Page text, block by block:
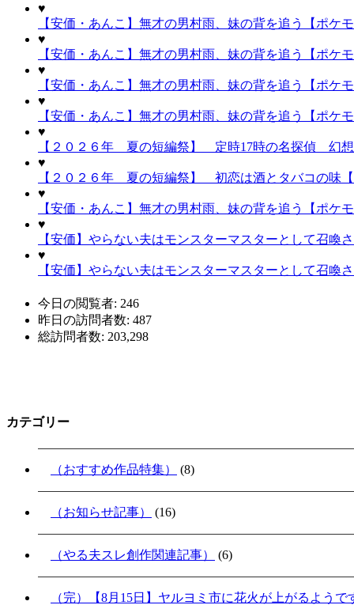
♥
【安価・あんこ】無才の男村雨、妹の背を追う【ポ
♥
【安価・あんこ】無才の男村雨、妹の背を追う【ポ
♥
【安価・あんこ】無才の男村雨、妹の背を追う【ポ
♥
【安価・あんこ】無才の男村雨、妹の背を追う【ポケ
♥
【２０２６年 夏の短編祭】 定時17時の名探偵 幻想
♥
【２０２６年 夏の短編祭】 初恋は酒とタバコの味
♥
【安価・あんこ】無才の男村雨、妹の背を追う【ポケ
♥
【安価】やらない夫はモンスターマスターとして召
♥
【安価】やらない夫はモンスターマスターとして召
今日の閲覧者: 246
昨日の訪問者数: 487
総訪問者数: 203,298
カテゴリー
（おすすめ作品特集） (8)
（お知らせ記事） (16)
（やる夫スレ創作関連記事） (6)
（完）【8月15日】ヤルヨミ市に花火が上がるよう